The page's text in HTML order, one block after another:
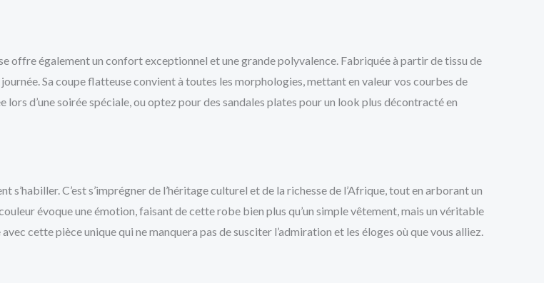
également un confort exceptionnel et une grande polyvalence. Fabriquée à partir de tissu de
Sa coupe flatteuse convient à toutes les morphologies, mettant en valeur vos courbes de
d’une soirée spéciale, ou optez pour des sandales plates pour un look plus décontracté en
C’est s’imprégner de l’héritage culturel et de la richesse de l’Afrique, tout en arborant un
évoque une émotion, faisant de cette robe bien plus qu’un simple vêtement, mais un véritable
cette pièce unique qui ne manquera pas de susciter l’admiration et les éloges où que vous alliez.